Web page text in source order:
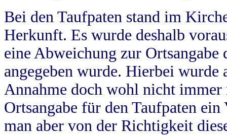
Bei den Taufpaten stand im
Herkunft. Es wurde deshalb
eine Abweichung zur
angegeben wurde. Hierbei wurde
Annahme doch wohl nicht
Ortsangabe für den Taufpaten
man aber von der Richtigkeit